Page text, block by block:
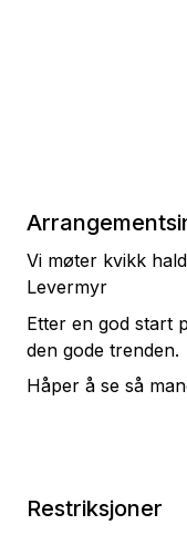
Vi møter kvikk
Levermyr
Etter en god start
den gode trenden.
Håper å se så
Restriksjoner